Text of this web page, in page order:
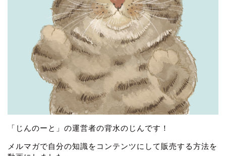
「じんのーと」の運営者の背水のじんです！
メルマガで自分の知識をコンテンツにして販売する方法を